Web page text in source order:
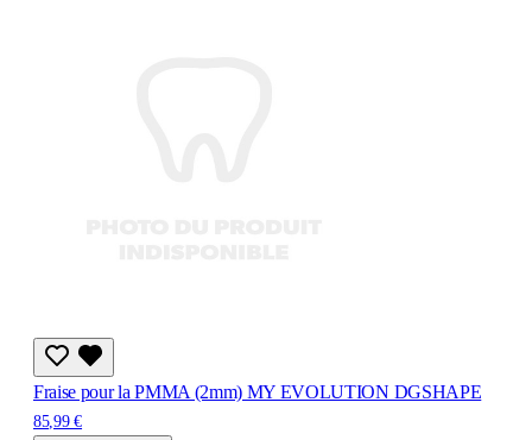
Fraise pour la PMMA (2mm) MY EVOLUTION DGSHAPE
85,99 €